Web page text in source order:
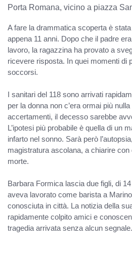
Porta Romana, vicino a piazza
A fare la drammatica scoperta è
appena 11 anni. Dopo che il padre
lavoro, la ragazzina ha provato a
ricevere risposta. In quei momenti di
soccorsi.
I sanitari del 118 sono arrivati
per la donna non c’era ormai più
accertamenti, il decesso sarebbe
L’ipotesi più probabile è quella di un
infarto nel sonno. Sarà però
magistratura ascolana, a chiarire
morte.
Barbara Formica lascia due figli, di
aveva lavorato come barista a
conosciuta in città. La notizia della
rapidamente colpito amici e
tragedia arrivata senza alcun segnale.